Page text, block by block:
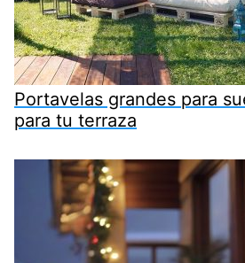
Portavelas grandes para
para tu terraza